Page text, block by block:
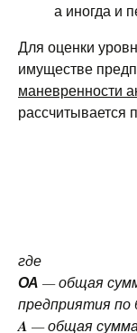
а иногда и
Для оценки
имуществе
маневренности
где
ОА — общая
предприятия по
A — общая